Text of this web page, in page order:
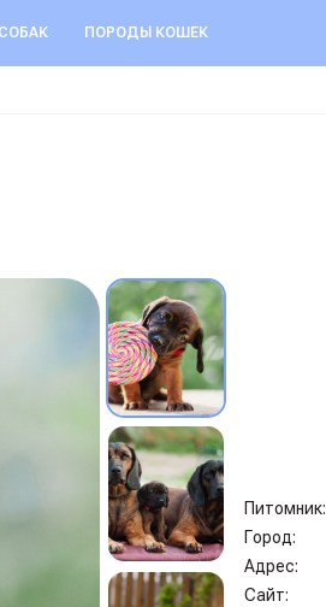
ПОРОДЫ КОШЕК
Питомник:
Город:
Адрес:
Сайт: